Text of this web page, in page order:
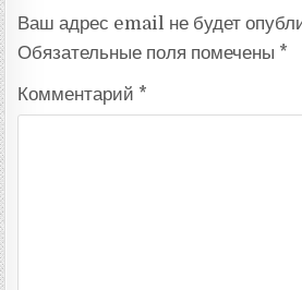
Ваш адрес email не будет
Обязательные поля помечены *
Комментарий *